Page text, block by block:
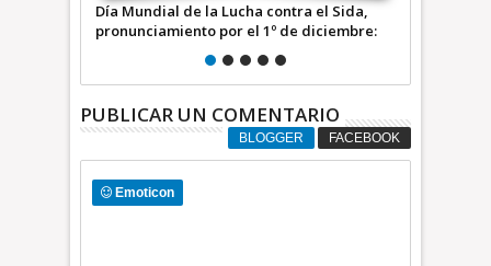
Fiscalía CDMX informa de los 29 detenidos
en la marcha del día 15
PUBLICAR UN COMENTARIO
BLOGGER FACEBOOK
Emoticon